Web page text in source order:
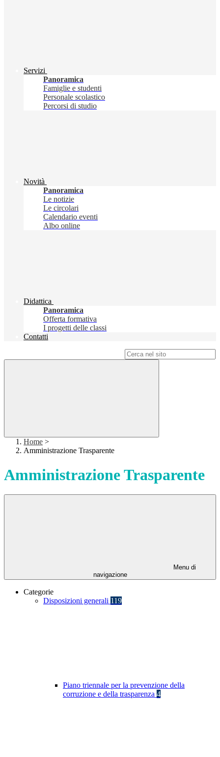
Servizi
Panoramica
Famiglie e studenti
Personale scolastico
Percorsi di studio
Novità
Panoramica
Le notizie
Le circolari
Calendario eventi
Albo online
Didattica
Panoramica
Offerta formativa
I progetti delle classi
Contatti
Home >
Amministrazione Trasparente
Amministrazione Trasparente
Menu di
navigazione
Categorie
Disposizioni generali 119
Piano triennale per la prevenzione della
corruzione e della trasparenza 4